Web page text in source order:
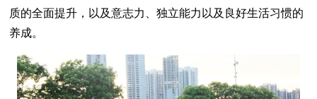
质的全面提升，以及意志力、独立能力以及良好生活习惯的
养成。